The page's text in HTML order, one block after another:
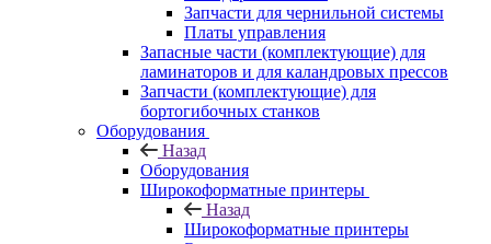
Запчасти для чернильной системы
Платы управления
Запасные части (комплектующие) для
ламинаторов и для каландровых прессов
Запчасти (комплектующие) для
бортогибочных станков
Оборудования
Назад
Оборудования
Широкоформатные принтеры
Назад
Широкоформатные принтеры